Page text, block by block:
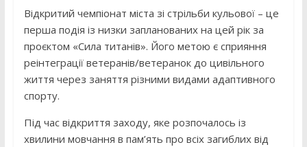
Відкритий чемпіонат міста зі стрільби кульової – це
перша подія із низки запланованих на цей рік за
проєктом «Сила титанів». Його метою є сприяння
реінтеграції ветеранів/ветеранок до цивільного
життя через заняття різними видами адаптивного
спорту.
Під час відкриття заходу, яке розпочалось із
хвилини мовчання в пам’ять про всіх загиблих від